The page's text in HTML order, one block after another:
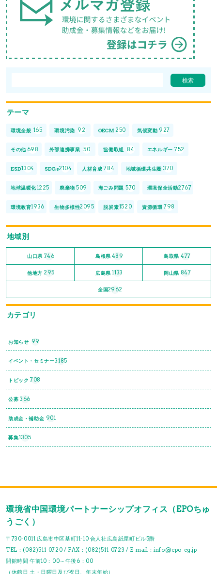
テーマ
環境全般 165 環境汚染 92 OECM 250 気候変動 927
その他 698 外部連携事業 50 協働取組 84 エネルギー 752
ESD1304 SDGs2104 人材育成 784 地域循環共生圏 370
地球温暖化1225 廃棄物 509 海ごみ問題 570 環境保全活動2767
環境教育1936 生物多様性2095 脱炭素1520 資源循環 798
地域別
山口県 746 島根県 489 鳥取県 477
他地方 295 広島県 1133 岡山県 847
全国2962
カテゴリ
お知らせ 99
イベント・セミナー3185
トピック 708
公募 366
助成金・補助金 901
募集1305
環境省中国環境パートナーシップオフィス（EPOちゅ
うごく）
〒730-0011 広島市中区基町11-10 合人社広島紙屋町ビル5階
TEL：(082)511-0720 / FAX：(082)511-0723 / E-mail：info@epo-cg.jp
開館時間 午前10：00～午後6：00
（休館日 土・日曜日及び祝日、年末年始）